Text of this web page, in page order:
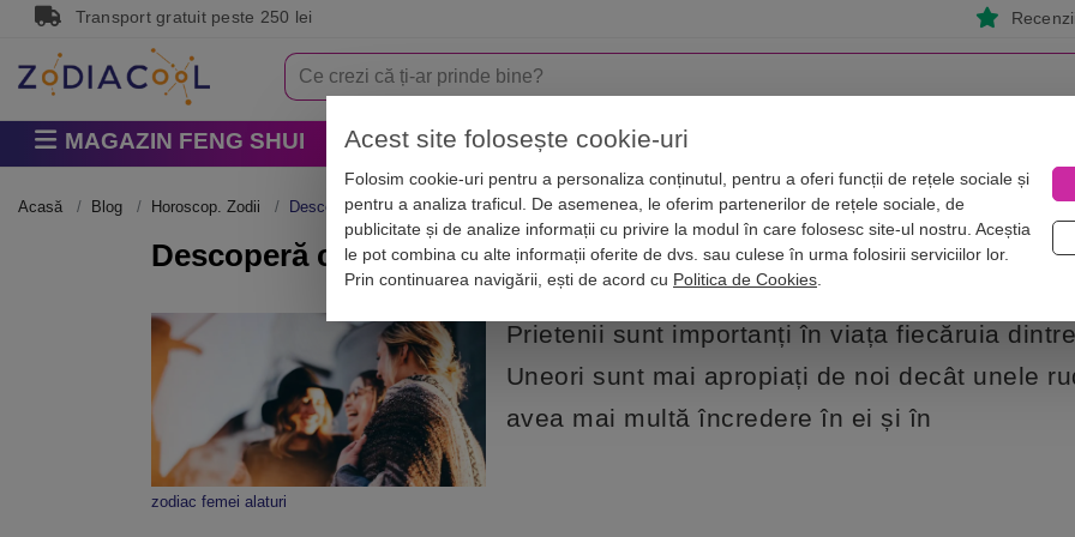
Transport gratuit peste 250 lei
MAGAZIN FENG SHUI Horoscop Zodii Astrologie Numerologie
Acasă Blog Horoscop. Zodii Descoperă care sunt femeile zodiacului pe care ar trebui să le ai alături
Descoperă care sunt femeile zodiacului pe care ar trebui să le
zodiac femei alaturi
Prietenii sunt importanți în viața fiecăruia
Uneori sunt mai apropiați de noi decât unele
avea mai multă încredere în ei și în
Acest site folosește cookie-uri
Folosim cookie-uri pentru a personaliza conținutul, pentru a oferi funcții de rețele sociale și
pentru a analiza traficul. De asemenea, le oferim partenerilor de rețele sociale, de
publicitate și de analize informații cu privire la modul în care folosesc site-ul nostru. Aceștia
le pot combina cu alte informații oferite de dvs. sau culese în urma folosirii serviciilor lor.
Prin continuarea navigării, ești de acord cu Politica de Cookies.